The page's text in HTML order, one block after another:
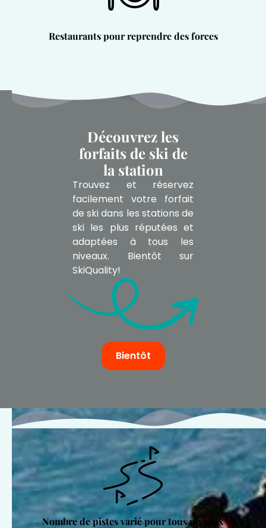
Restaurants pour reprendre des forces
Découvrez les
forfaits de ski de
la station
Trouvez et réservez
facilement votre forfait
de ski dans les stations de
ski les plus réputées et
adaptées à tous les
niveaux. Bientôt sur
SkiQuality!
Bientôt
Nombre de pistes varié pour tous niveaux